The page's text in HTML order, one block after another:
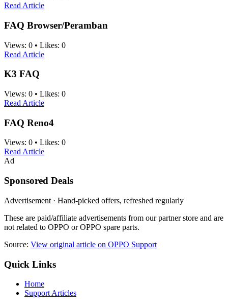
Read Article
FAQ Browser/Peramban
Views: 0 • Likes: 0
Read Article
K3 FAQ
Views: 0 • Likes: 0
Read Article
FAQ Reno4
Views: 0 • Likes: 0
Read Article
Ad
Sponsored Deals
Advertisement · Hand-picked offers, refreshed regularly
These are paid/affiliate advertisements from our partner store and are
not related to OPPO or OPPO spare parts.
Source: View original article on OPPO Support
Quick Links
Home
Support Articles